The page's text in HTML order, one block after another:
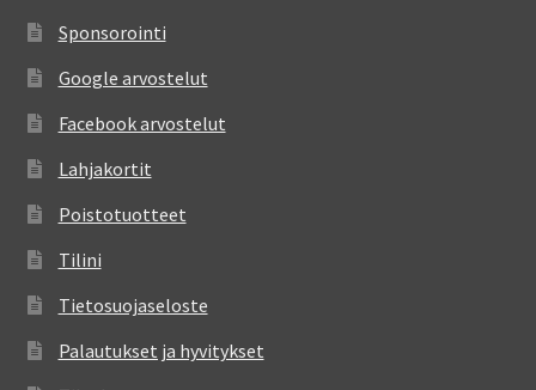
Sponsorointi
Google arvostelut
Facebook arvostelut
Lahjakortit
Poistotuotteet
Tilini
Tietosuojaseloste
Palautukset ja hyvitykset